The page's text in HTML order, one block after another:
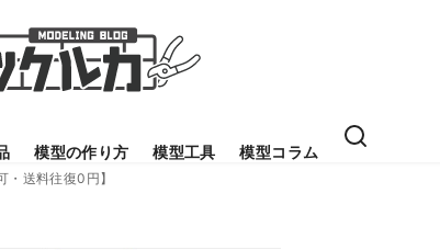
模型の作り方 模型工具 模型コラム
送料往復0円】